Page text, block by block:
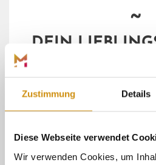
Zustimmung Details
Diese Webseite verwendet
Wir verwenden Cookies, um
~
DEIN
Buch dir dein
ZU UNSEREN